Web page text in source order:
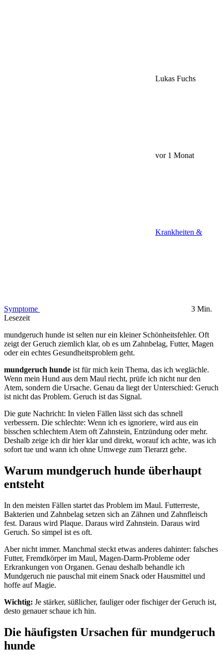
Lukas Fuchs
vor 1 Monat
Krankheiten &
Symptome
3 Min.
Lesezeit
mundgeruch hunde ist selten nur ein kleiner Schönheitsfehler. Oft
zeigt der Geruch ziemlich klar, ob es um Zahnbelag, Futter, Magen
oder ein echtes Gesundheitsproblem geht.
mundgeruch hunde ist für mich kein Thema, das ich weglächle.
Wenn mein Hund aus dem Maul riecht, prüfe ich nicht nur den
Atem, sondern die Ursache. Genau da liegt der Unterschied: Geruch
ist nicht das Problem. Geruch ist das Signal.
Die gute Nachricht: In vielen Fällen lässt sich das schnell
verbessern. Die schlechte: Wenn ich es ignoriere, wird aus ein
bisschen schlechtem Atem oft Zahnstein, Entzündung oder mehr.
Deshalb zeige ich dir hier klar und direkt, worauf ich achte, was ich
sofort tue und wann ich ohne Umwege zum Tierarzt gehe.
Warum mundgeruch hunde überhaupt
entsteht
In den meisten Fällen startet das Problem im Maul. Futterreste,
Bakterien und Zahnbelag setzen sich an Zähnen und Zahnfleisch
fest. Daraus wird Plaque. Daraus wird Zahnstein. Daraus wird
Geruch. So simpel ist es oft.
Aber nicht immer. Manchmal steckt etwas anderes dahinter: falsches
Futter, Fremdkörper im Maul, Magen-Darm-Probleme oder
Erkrankungen von Organen. Genau deshalb behandle ich
Mundgeruch nie pauschal mit einem Snack oder Hausmittel und
hoffe auf Magie.
Wichtig: Je stärker, süßlicher, fauliger oder fischiger der Geruch ist,
desto genauer schaue ich hin.
Die häufigsten Ursachen für mundgeruch
hunde